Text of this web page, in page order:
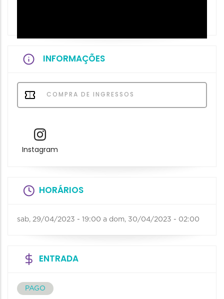
INFORMAÇÕES
COMPRA DE INGRESSOS
Instagram
HORÁRIOS
sab, 29/04/2023 - 19:00 a dom, 30/04/2023 - 02:00
ENTRADA
PAGO